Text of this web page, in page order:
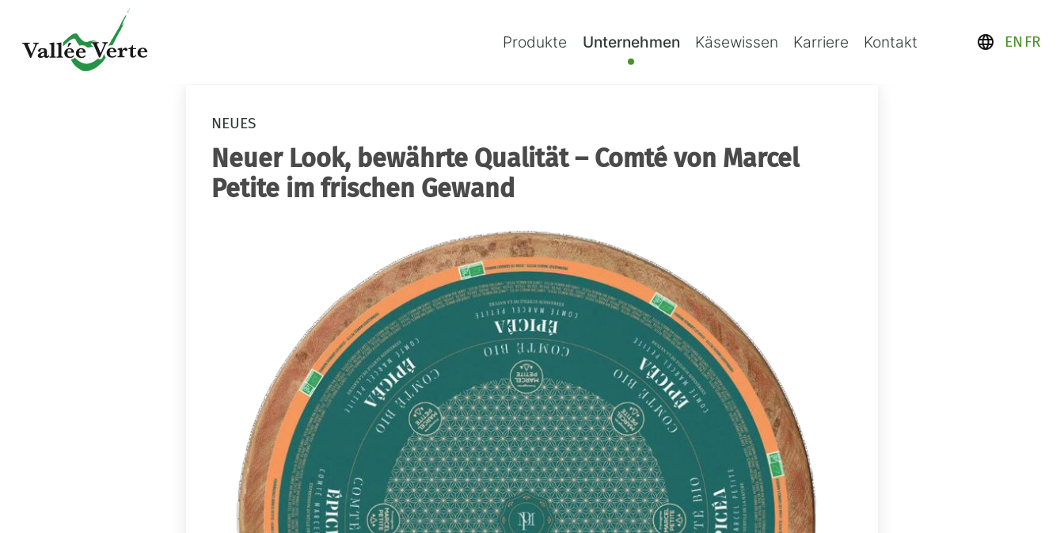
überspringen
Produkte Unternehmen Käsewissen Karriere Kontakt language EN FR
NEUES
Neuer Look, bewährte Qualität – Comté von Marcel
Petite im frischen Gewand